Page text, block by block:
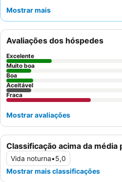
abastecido. Os hóspedes elogiam
autênticos
jantares sicilianos
experiência mais tranquila,
mais afastado do clube vizinho.
Mostrar mais
Classificação acima da média
Vida noturna•5,0
Mostrar mais classificações
Avaliações dos hóspedes
Excelente
Muito boa
Boa
Aceitável
Fraca
Mostrar avaliações